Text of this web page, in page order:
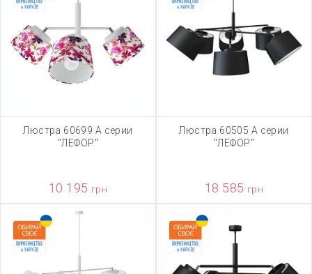
Люстра 60699 А серии
"ЛЕФОР"
10 195 грн
Люстра 60505 А серии
"ЛЕФОР"
18 585 грн